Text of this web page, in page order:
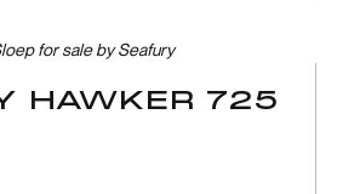
HAWKER 725